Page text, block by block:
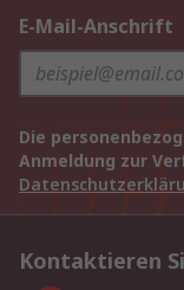
E-Mail-Anschrift
Die
Anmeldung zur
Kontaktieren